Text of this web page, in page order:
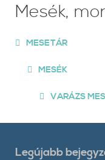
Mesék,
MESETÁR
MESÉK
VARÁZS
Legújabb